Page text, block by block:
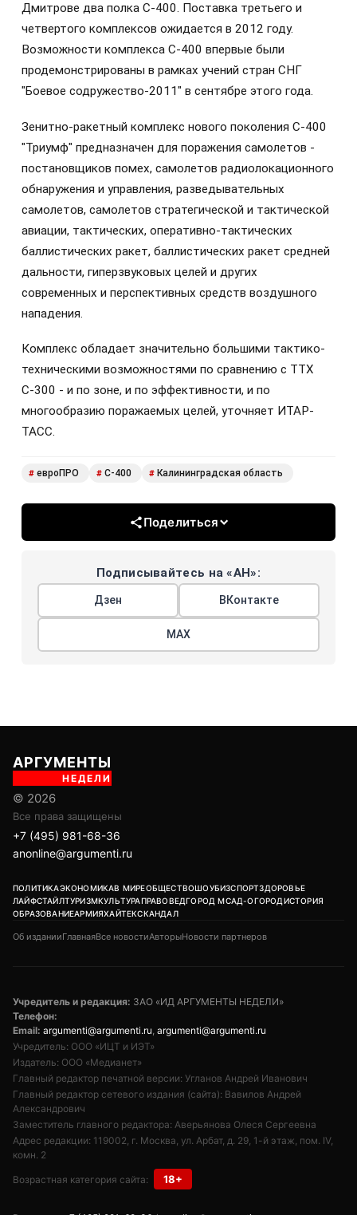
Дмитрове два полка С-400. Поставка третьего и
четвертого комплексов ожидается в 2012 году.
Возможности комплекса С-400 впервые были
продемонстрированы в рамках учений стран СНГ
"Боевое содружество-2011" в сентябре этого года.
Зенитно-ракетный комплекс нового поколения С-400
"Триумф" предназначен для поражения самолетов -
постановщиков помех, самолетов радиолокационного
обнаружения и управления, разведывательных
самолетов, самолетов стратегической и тактической
авиации, тактических, оперативно-тактических
баллистических ракет, баллистических ракет средней
дальности, гиперзвуковых целей и других
современных и перспективных средств воздушного
нападения.
Комплекс обладает значительно большими тактико-
техническими возможностями по сравнению с ТТХ
С-300 - и по зоне, и по эффективности, и по
многообразию поражаемых целей, уточняет ИТАР-
ТАСС.
# евроПРО # С-400 # Калининградская область
Поделиться
Подписывайтесь на «АН»:
Дзен ВКонтакте
МАХ
АРГУМЕНТЫ
НЕДЕЛИ
© 2026
Все права защищены
+7 (495) 981-68-36
anonline@argumenti.ru
ПОЛИТИКАЭКОНОМИКАВ МИРЕОБЩЕСТВОШОУБИЗСПОРТЗДОРОВЬЕ
ЛАЙФСТАЙЛТУРИЗМКУЛЬТУРАПРАВОВЕДГОРОД МСАД-ОГОРОДИСТОРИЯ
ОБРАЗОВАНИЕАРМИЯХАЙТЕКСКАНДАЛ
Об изданииГлавнаяВсе новостиАвторыНовости партнеров
Учредитель и редакция: ЗАО «ИД АРГУМЕНТЫ НЕДЕЛИ»
Телефон:
Email: argumenti@argumenti.ru, argumenti@argumenti.ru
Учредитель: ООО «ИЦТ и ИЭТ»
Издатель: ООО «Медианет»
Главный редактор печатной версии: Угланов Андрей Иванович
Главный редактор сетевого издания (сайта): Вавилов Андрей
Александрович
Заместитель главного редактора: Аверьянова Олеся Сергеевна
Адрес редакции: 119002, г. Москва, ул. Арбат, д. 29, 1-й этаж, пом. IV,
комн. 2
Возрастная категория сайта: 18+